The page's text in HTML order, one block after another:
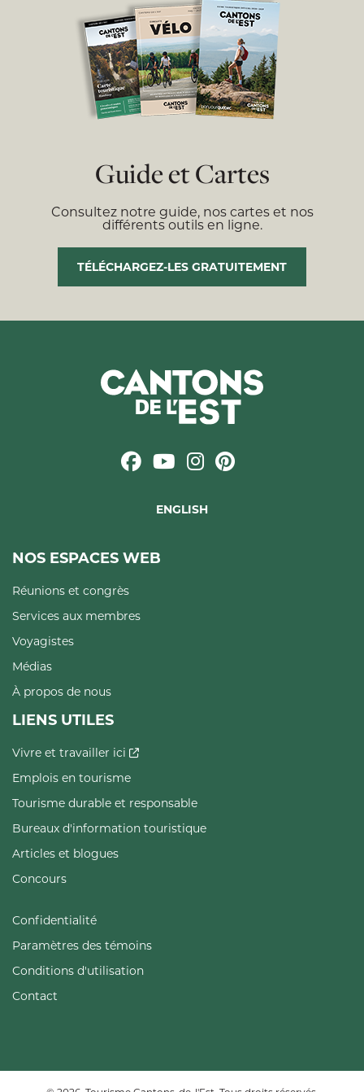
Guide et Cartes
Consultez notre guide, nos cartes et nos
différents outils en ligne.
TÉLÉCHARGEZ-LES GRATUITEMENT
ENGLISH
NOS ESPACES WEB
Réunions et congrès
Services aux membres
Voyagistes
Médias
À propos de nous
LIENS UTILES
Vivre et travailler ici
Emplois en tourisme
Tourisme durable et responsable
Bureaux d'information touristique
Articles et blogues
Concours
Confidentialité
Paramètres des témoins
Conditions d'utilisation
Contact